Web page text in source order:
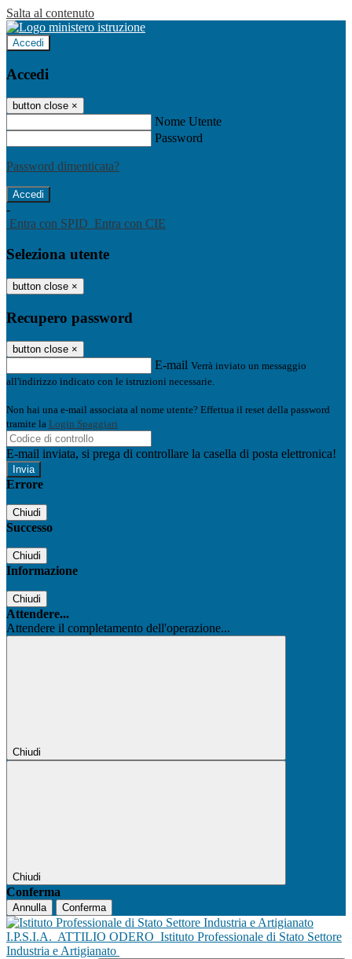
Salta al contenuto
Accedi
Accedi
button close ×
Nome Utente
Password
Password dimenticata?
-
Entra con SPID Entra con CIE
Seleziona utente
button close ×
Recupero password
button close ×
E-mail Verrà inviato un messaggio
all'indirizzo indicato con le istruzioni necessarie.
Non hai una e-mail associata al nome utente? Effettua il reset della password
tramite la Login Spaggiari
E-mail inviata, si prega di controllare la casella di posta elettronica!
Errore
Chiudi
Successo
Chiudi
Informazione
Chiudi
Attendere...
Attendere il completamento dell'operazione...
Chiudi
Chiudi
Conferma
Annulla Conferma
I.P.S.I.A. ATTILIO ODERO Istituto Professionale di Stato Settore
Industria e Artigianato